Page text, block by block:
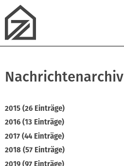
Nachrichtenarchiv
2015 (26 Einträge)
2016 (13 Einträge)
2017 (44 Einträge)
2018 (57 Einträge)
2019 (97 Einträge)